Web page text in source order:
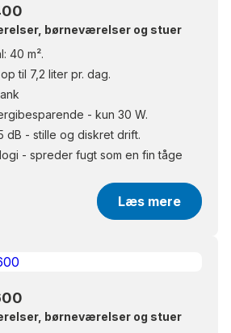
børneværelser og stuer
40 m².
til 7,2 liter pr. dag.
- kun 30 W.
dB - stille og diskret drift.
- spreder fugt som en fin tåge
Læs mere
børneværelser og stuer